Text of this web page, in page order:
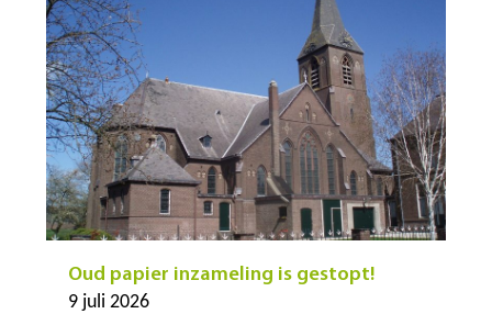
Oud papier inzameling is gestopt!
9 juli 2026